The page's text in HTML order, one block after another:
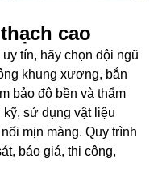
cao
tín, hãy chọn đội ngũ
khung xương, bắn
bảo độ bền và thẩm
sử dụng vật liệu
mịn màng. Quy trình
báo giá, thi công,